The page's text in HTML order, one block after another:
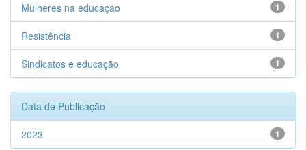
1
Mulheres na educação
1
Resistência
1
Sindicatos e educação
Data de Publicação
1
2023